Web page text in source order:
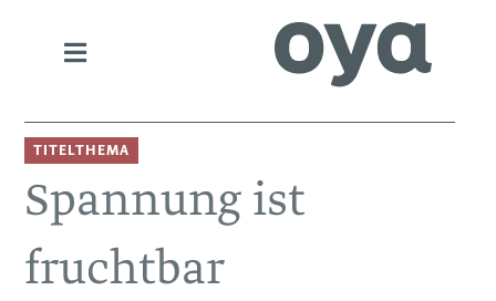
TITELTHEMA
Spannung ist
fruchtbar